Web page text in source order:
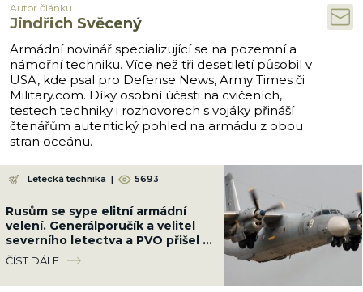
Autor článku
Jindřich Svěcený
Armádní novinář specializující se na pozemní a
námořní techniku. Více než tři desetiletí působil v
USA, kde psal pro Defense News, Army Times či
Military.com. Díky osobní účasti na cvičeních,
testech techniky i rozhovorech s vojáky přináší
čtenářům autentický pohled na armádu z obou
stran oceánu.
Letecká technika | 5693
Rusům se sype elitní armádní
velení. Generálporučík a velitel
severního letectva a PVO přišel o
život jejich vinou
ČÍST DÁLE